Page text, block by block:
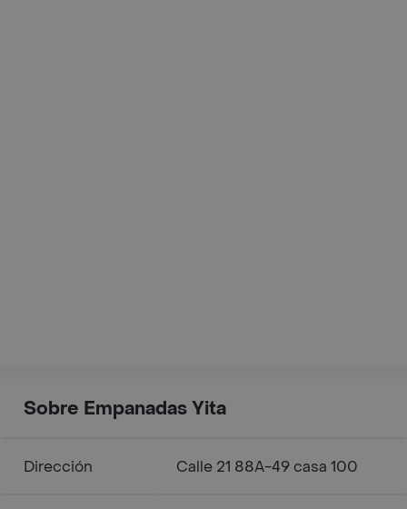
Sobre Empanadas Yita
Dirección Calle 21 88A-49 casa 100